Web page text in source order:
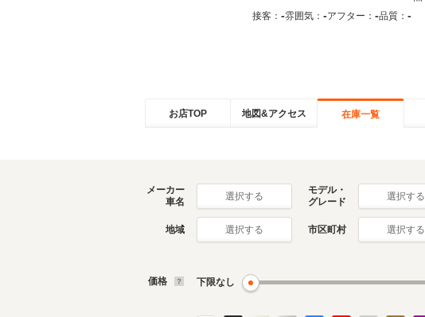
接客： -雰囲気： -アフター： -品質： -
お店TOP 地図&アクセス 在庫一覧
メーカー
車名
選択する
モデル・
グレード
選択する
地域 選択する 市区町村 選択する
価格 下限なし